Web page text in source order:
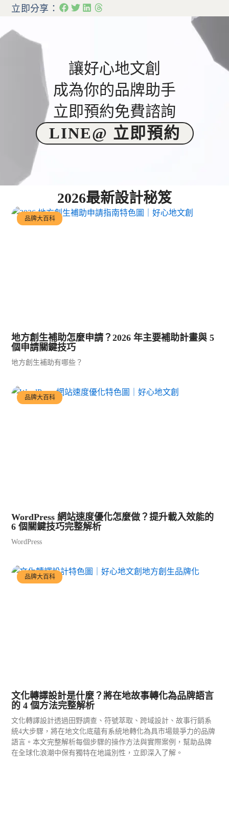
立即分享：
讓好心地文創
成為你的品牌助手
立即預約免費諮詢
LINE@ 立即預約
2026最新設計秘笈
品牌大百科
地方創生補助怎麼申請？2026 年主要補助計畫與 5
個申請關鍵技巧
地方創生補助有哪些？
品牌大百科
WordPress 網站速度優化怎麼做？提升載入效能的
6 個關鍵技巧完整解析
WordPress
品牌大百科
文化轉譯設計是什麼？將在地故事轉化為品牌語言
的 4 個方法完整解析
文化轉譯設計透過田野調查、符號萃取、跨域設計、故事行銷系
統4大步驟，將在地文化底蘊有系統地轉化為具市場競爭力的品牌
語言。本文完整解析每個步驟的操作方法與實際案例，幫助品牌
在全球化浪潮中保有獨特在地識別性，立即深入了解。